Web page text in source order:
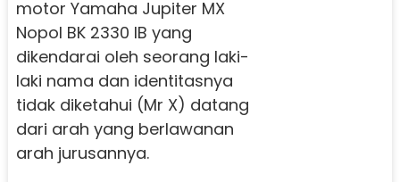
motor Yamaha Jupiter MX
Nopol BK 2330 IB yang
dikendarai oleh seorang laki-
laki nama dan identitasnya
tidak diketahui (Mr X) datang
dari arah yang berlawanan
arah jurusannya.